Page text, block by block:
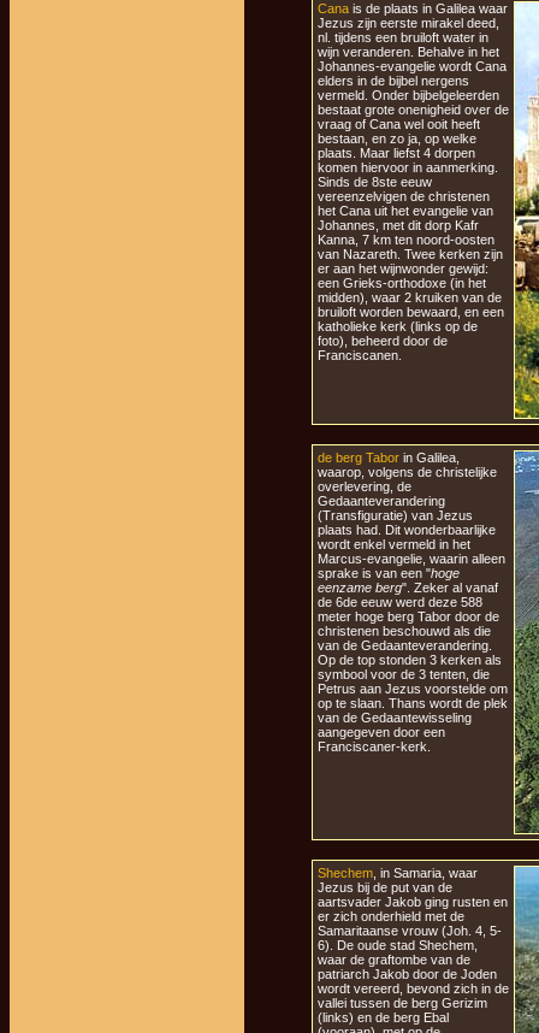
Cana is de plaats in Galilea waar
Jezus zijn eerste mirakel deed,
nl. tijdens een bruiloft water in
wijn veranderen. Behalve in het
Johannes-evangelie wordt Cana
elders in de bijbel nergens
vermeld. Onder bijbelgeleerden
bestaat grote onenigheid over de
vraag of Cana wel ooit heeft
bestaan, en zo ja, op welke
plaats. Maar liefst 4 dorpen
komen hiervoor in aanmerking.
Sinds de 8ste eeuw
vereenzelvigen de christenen
het Cana uit het evangelie van
Johannes, met dit dorp Kafr
Kanna, 7 km ten noord-oosten
van Nazareth. Twee kerken zijn
er aan het wijnwonder gewijd:
een Grieks-orthodoxe (in het
midden), waar 2 kruiken van de
bruiloft worden bewaard, en een
katholieke kerk (links op de
foto), beheerd door de
Franciscanen.
de berg Tabor in Galilea,
waarop, volgens de christelijke
overlevering, de
Gedaanteverandering
(Transfiguratie) van Jezus
plaats had. Dit wonderbaarlijke
wordt enkel vermeld in het
Marcus-evangelie, waarin alleen
sprake is van een "hoge
eenzame berg". Zeker al vanaf
de 6de eeuw werd deze 588
meter hoge berg Tabor door de
christenen beschouwd als die
van de Gedaanteverandering.
Op de top stonden 3 kerken als
symbool voor de 3 tenten, die
Petrus aan Jezus voorstelde om
op te slaan. Thans wordt de plek
van de Gedaantewisseling
aangegeven door een
Franciscaner-kerk.
Shechem , in Samaria, waar
Jezus bij de put van de
aartsvader Jakob ging rusten en
er zich onderhield met de
Samaritaanse vrouw (Joh. 4, 5-
6). De oude stad Shechem,
waar de graftombe van de
patriarch Jakob door de Joden
wordt vereerd, bevond zich in de
vallei tussen de berg Gerizim
(links) en de berg Ebal